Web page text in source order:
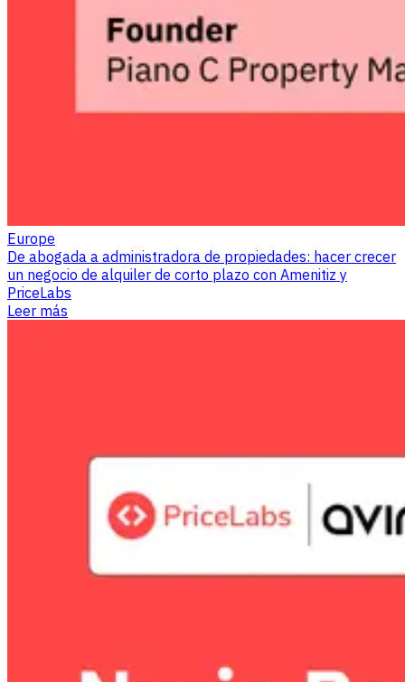
Europe
De abogada a administradora de propiedades: hacer crecer
un negocio de alquiler de corto plazo con Amenitiz y
PriceLabs
Leer más